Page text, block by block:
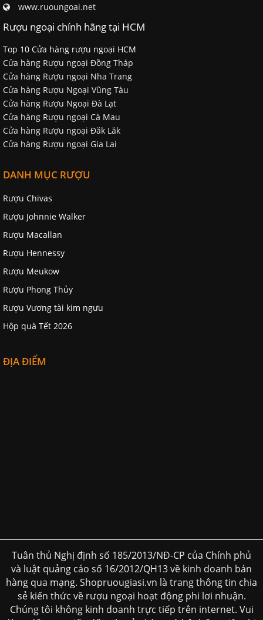
www.ruoungoai.net
Rượu ngoại chính hãng tại HCM
Top 10 Cửa hàng rượu ngoại HCM
Cửa hàng Rượu ngoại Đồng Tháp
Cửa hàng Rượu ngoại Nha Trang
Cửa hàng Rượu Ngoại Vũng Tàu
Cửa hàng Rượu Ngoại Đà Lạt
Cửa hàng Rượu ngoại Cà Mau
Cửa hàng Rượu ngoại Đăk Lăk
Cửa hàng Rượu ngoại Gia Lai
DANH MỤC RƯỢU
Rượu Chivas
Rượu Johnnie Walker
Rượu Macallan
Rượu Hennessy
Rượu Meukow
Rượu Phong Thủy
Rượu Vương tài kim ngưu
Hộp quà Tết 2026
ĐỊA ĐIỂM
Tuân thủ Nghị định số 185/2013/NĐ-CP của Chính phủ
và luật quảng cáo số 16/2012/QH13 về kinh doanh bán
hàng qua mạng. Shopruougiasi.vn là trang thông tin chia
sẻ kiến thức về rượu ngoại hoạt động phi lơi nhuận.
Chúng tôi không kinh doanh trực tiếp trên internet. Vui